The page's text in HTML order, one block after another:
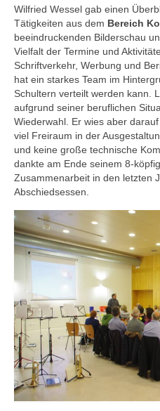
Wilfried Wessel gab einen
Tätigkeiten aus dem Bereich
beeindruckenden Bilderschau
Vielfalt der Termine und
Schriftverkehr, Werbung und
hat ein starkes Team im
Schultern verteilt werden kann.
aufgrund seiner beruflichen
Wiederwahl. Er wies aber
viel Freiraum in der
und keine große technische
dankte am Ende seinem 8-
Zusammenarbeit in den letzten
Abschiedsessen.